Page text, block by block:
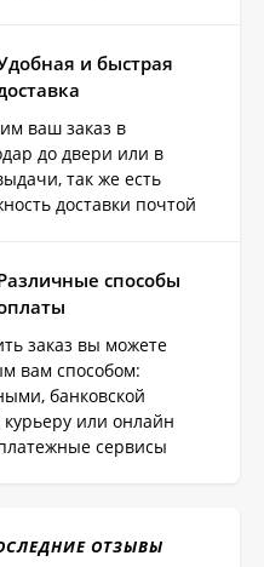
и быстрая
ваш заказ в
до двери или в
так же есть
доставки почтой
способы
заказ вы можете
вам способом:
банковской
курьеру или онлайн
сервисы
ОТЗЫВЫ